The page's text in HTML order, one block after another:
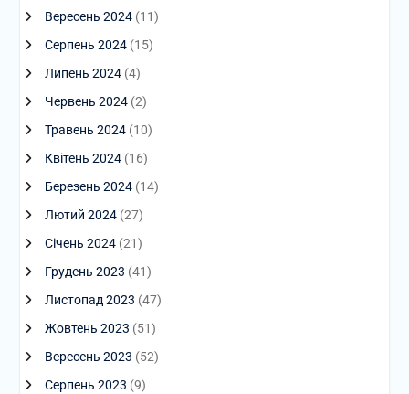
Вересень 2024(11)
Серпень 2024(15)
Липень 2024(4)
Червень 2024(2)
Травень 2024(10)
Квітень 2024(16)
Березень 2024(14)
Лютий 2024(27)
Січень 2024(21)
Грудень 2023 (41)
Листопад 2023 (47)
Жовтень 2023 (51)
Вересень 2023 (52)
Серпень 2023 (9)